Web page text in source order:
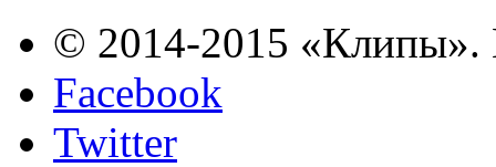
© 2014-2015 «Клипы».
Facebook
Twitter